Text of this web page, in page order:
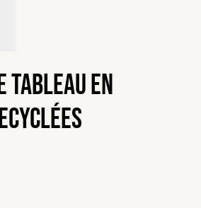
Tableau en